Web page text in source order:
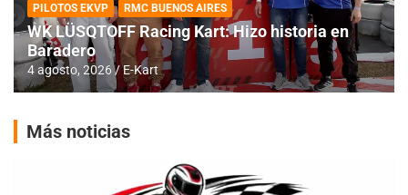
PILOTOS EKVP RMC BUENOS AIRES
WK LÜSQTOFF Racing Kart: Hizo historia en
Baradero
4 agosto, 2026 E-Kart
Más noticias